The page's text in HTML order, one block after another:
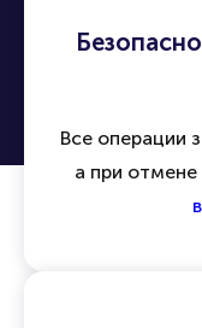
Все операции
а при